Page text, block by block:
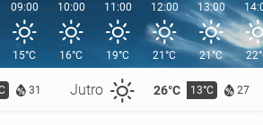
31 Jutro 26°C 13°C 27
09:00
15°C
10:00
16°C
11:00
19°C
12:00
21°C
13:00
21°C